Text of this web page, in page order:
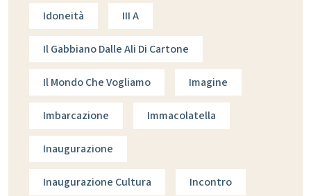
Idoneità III A
Il Gabbiano Dalle Ali Di Cartone
Il Mondo Che Vogliamo Imagine
Imbarcazione Immacolatella
Inaugurazione
Inaugurazione Cultura Incontro